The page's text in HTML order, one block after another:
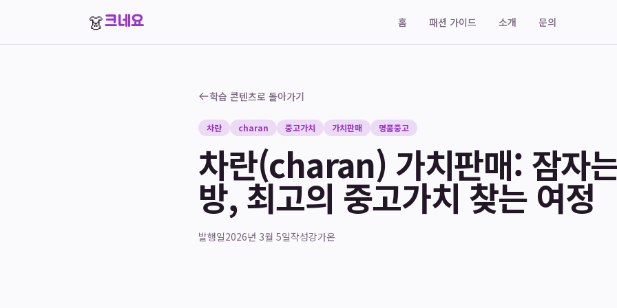
👗크네요 홈 패션 가이드 소개 문의
학습 콘텐츠로 돌아가기
차란 charan 중고가치 가치판매 명품중고
차란(charan) 가치판매: 잠자
방, 최고의 중고가치 찾는 여정
발행일2026년 3월 5일작성강가온